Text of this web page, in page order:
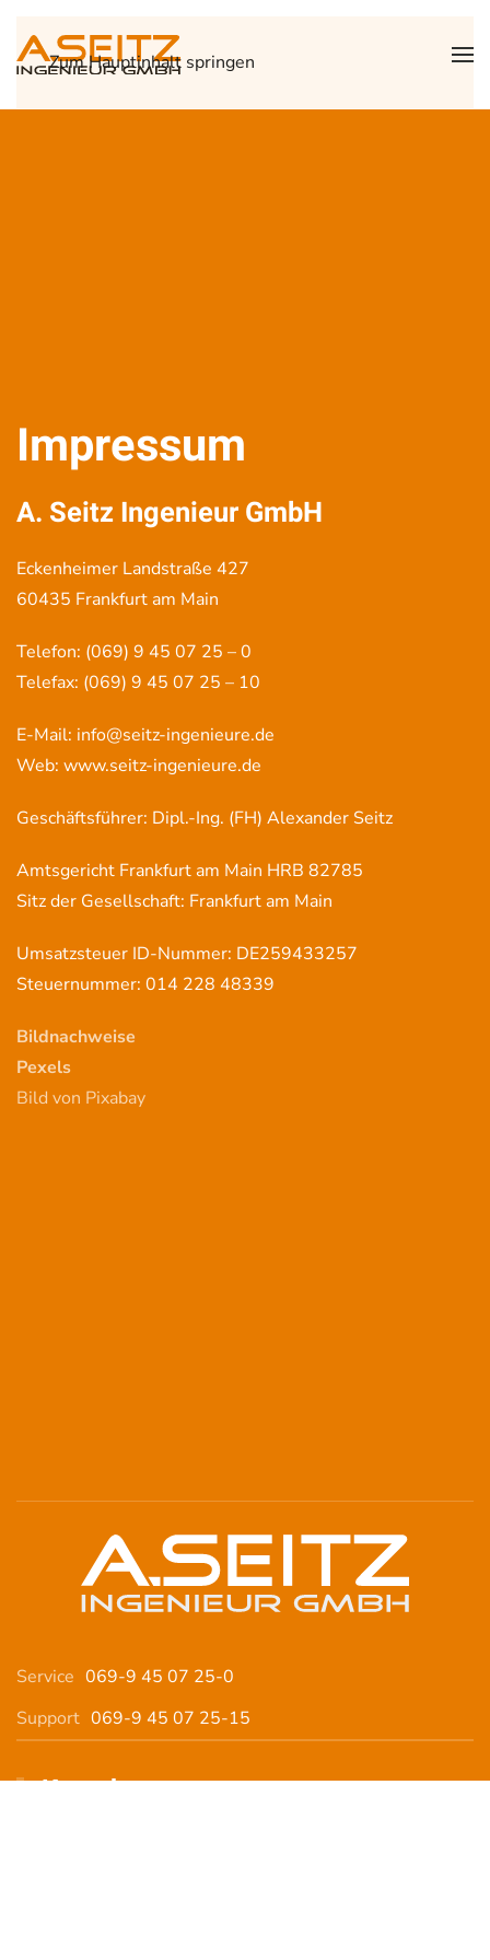
Zum Hauptinhalt springen
Impressum
A. Seitz Ingenieur GmbH
Eckenheimer Landstraße 427
60435 Frankfurt am Main
Telefon: (069) 9 45 07 25 – 0
Telefax: (069) 9 45 07 25 – 10
E-Mail: info@seitz-ingenieure.de
Web: www.seitz-ingenieure.de
Geschäftsführer: Dipl.-Ing. (FH) Alexander Seitz
Amtsgericht Frankfurt am Main HRB 82785
Sitz der Gesellschaft: Frankfurt am Main
Umsatzsteuer ID-Nummer: DE259433257
Steuernummer: 014 228 48339
Bildnachweise
Pexels
Bild von Pixabay
Service 069-9 45 07 25-0
Support 069-9 45 07 25-15
Kontakt